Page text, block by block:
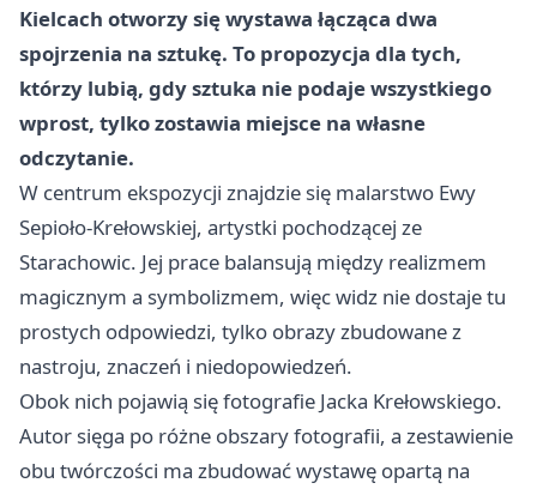
Kielcach otworzy się wystawa łącząca dwa
spojrzenia na sztukę. To propozycja dla tych,
którzy lubią, gdy sztuka nie podaje wszystkiego
wprost, tylko zostawia miejsce na własne
odczytanie.
W centrum ekspozycji znajdzie się malarstwo Ewy
Sepioło-Krełowskiej, artystki pochodzącej ze
Starachowic. Jej prace balansują między realizmem
magicznym a symbolizmem, więc widz nie dostaje tu
prostych odpowiedzi, tylko obrazy zbudowane z
nastroju, znaczeń i niedopowiedzeń.
Obok nich pojawią się fotografie Jacka Krełowskiego.
Autor sięga po różne obszary fotografii, a zestawienie
obu twórczości ma zbudować wystawę opartą na